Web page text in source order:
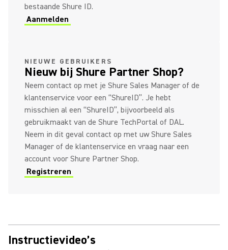
bestaande Shure ID.
Aanmelden
(Opens in a new tab)
NIEUWE GEBRUIKERS
Nieuw bij Shure Partner Shop?
Neem contact op met je Shure Sales Manager of de
klantenservice voor een “ShureID”. Je hebt
misschien al een “ShureID”, bijvoorbeeld als
gebruikmaakt van de Shure TechPortal of DAL.
Neem in dit geval contact op met uw Shure Sales
Manager of de klantenservice en vraag naar een
account voor Shure Partner Shop.
Registreren
(Opens in a new tab)
Instructievideo’s